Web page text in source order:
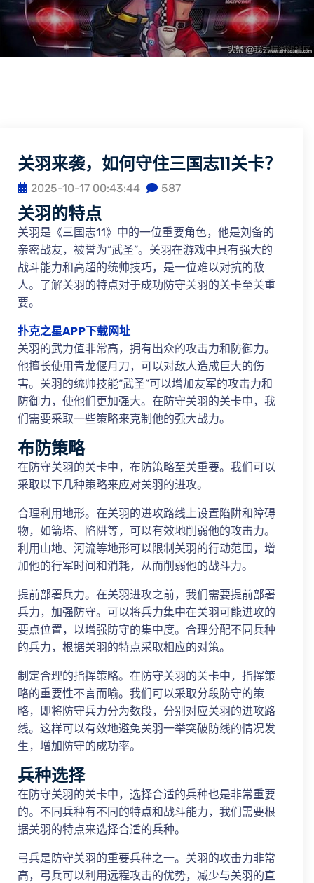
关羽来袭，如何守住三国志11关卡？
2025-10-17 00:43:44 587
关羽的特点
关羽是《三国志11》中的一位重要角色，他是刘备的
亲密战友，被誉为“武圣”。关羽在游戏中具有强大的
战斗能力和高超的统帅技巧，是一位难以对抗的敌
人。了解关羽的特点对于成功防守关羽的关卡至关重
要。
扑克之星APP下载网址
关羽的武力值非常高，拥有出众的攻击力和防御力。
他擅长使用青龙偃月刀，可以对敌人造成巨大的伤
害。关羽的统帅技能“武圣”可以增加友军的攻击力和
防御力，使他们更加强大。在防守关羽的关卡中，我
们需要采取一些策略来克制他的强大战力。
布防策略
在防守关羽的关卡中，布防策略至关重要。我们可以
采取以下几种策略来应对关羽的进攻。
合理利用地形。在关羽的进攻路线上设置陷阱和障碍
物，如箭塔、陷阱等，可以有效地削弱他的攻击力。
利用山地、河流等地形可以限制关羽的行动范围，增
加他的行军时间和消耗，从而削弱他的战斗力。
提前部署兵力。在关羽进攻之前，我们需要提前部署
兵力，加强防守。可以将兵力集中在关羽可能进攻的
要点位置，以增强防守的集中度。合理分配不同兵种
的兵力，根据关羽的特点采取相应的对策。
制定合理的指挥策略。在防守关羽的关卡中，指挥策
略的重要性不言而喻。我们可以采取分段防守的策
略，即将防守兵力分为数段，分别对应关羽的进攻路
线。这样可以有效地避免关羽一举突破防线的情况发
生，增加防守的成功率。
兵种选择
在防守关羽的关卡中，选择合适的兵种也是非常重要
的。不同兵种有不同的特点和战斗能力，我们需要根
据关羽的特点来选择合适的兵种。
弓兵是防守关羽的重要兵种之一。关羽的攻击力非常
高，弓兵可以利用远程攻击的优势，减少与关羽的直